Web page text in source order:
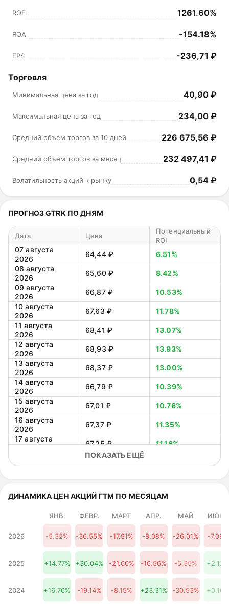
ROE 1261.60%
ROA -154.18%
EPS -236,71 ₽
Торговля
Минимальная цена за год 40,90 ₽
Максимальная цена за год 234,00 ₽
Средний объем торгов за 10 дней 226 675,56 ₽
Средний объем торгов за месяц 232 497,41 ₽
Волатильность акций к рынку 0,54 ₽
ПРОГНОЗ GTRK ПО ДНЯМ
Дата Цена
Потенциальный
ROI
07 августа
2026
64,44 ₽
6.51%
08 августа
2026
65,60 ₽
8.42%
09 августа
2026
66,87 ₽
10.53%
10 августа
2026
67,63 ₽
11.78%
11 августа
2026
68,41 ₽
13.07%
12 августа
2026
68,93 ₽
13.93%
13 августа
2026
68,37 ₽
13.00%
14 августа
2026
66,79 ₽
10.39%
15 августа
2026
67,01 ₽
10.76%
16 августа
2026
67,37 ₽
11.35%
17 августа
67,25 ₽
11.16%
2026
20 августа
65,76 ₽
8.70%
21 августа
63,62 ₽
5.15%
22 августа
63,38 ₽
4.75%
23 августа
2026
24 августа
63,01 ₽
4.15%
25 августа
62,82 ₽
3.84%
ПОКАЗАТЬ ЕЩЁ
ДИНАМИКА ЦЕН АКЦИЙ ГТМ ПО МЕСЯЦАМ
ЯНВ. ФЕВР. МАРТ АПР. МАЙ ИЮНЬ
2026 -5.32% -36.55% -17.91% -8.08% -26.01% -7.08%
2025 +14.77% +30.04% -21.60% -16.56% -5.35% +2.12%
2024 +16.76% -19.14% -8.15% +23.31% -30.53% +0.16%